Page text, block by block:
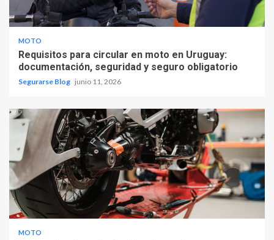
MOTO
Requisitos para circular en moto en Uruguay:
documentación, seguridad y seguro obligatorio
Segurarse Blog junio 11, 2026
MOTO